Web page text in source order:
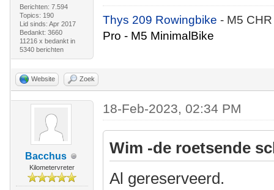
Berichten: 7.594
Topics: 190
Lid sinds: Apr 2017
Bedankt: 3660
11216 x bedankt in
5340 berichten
Thys 209 Rowingbike- M5
Pro - M5 MinimalBike
Website Zoek
Bacchus
Kilometervreter
18-Feb-2023, 02:34 PM
Wim -de roetsende
Al gereserveerd.